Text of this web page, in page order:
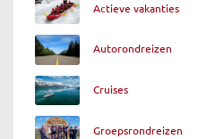
Actieve vakanties
Autorondreizen
Cruises
Groepsrondreizen